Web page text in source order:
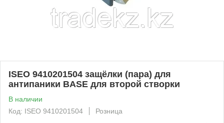
ISEO 9410201504 защёлки (пара) для
антипаники BASE для второй створки
В наличии
Код: ISEO 9410201504
Розница